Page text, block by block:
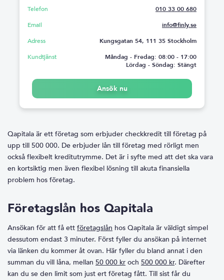
Telefon
010 33 00 680
Email
info@finly.se
Adress
Kungsgatan 54, 111 35 Stockholm
Kundtjänst
Måndag - Fredag: 08:00 - 17:00
Lördag - Söndag: Stängt
Ansök nu
Qapitala är ett företag som erbjuder checkkredit till företag på
upp till 500 000. De erbjuder lån till företag med rörligt men
också flexibelt kreditutrymme. Det är i syfte med att det ska vara
en kortsiktig men även flexibel lösning till akuta finansiella
problem hos företag.
Företagslån hos Qapitala
Ansökan för att få ett företagslån hos Qapitala är väldigt simpel
dessutom endast 3 minuter. Först fyller du ansökan på internet
via länken du kommer åt ovan. Här fyller du bland annat i den
summan du vill låna, mellan 50 000 kr och 500 000 kr. Därefter
kan du se den limit som just ert företag fått. Till sist får du